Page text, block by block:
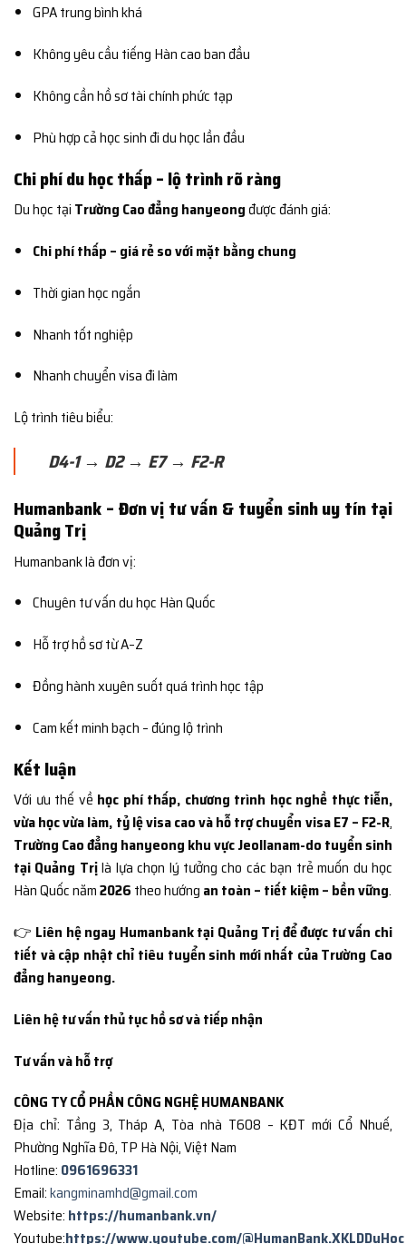
GPA trung bình khá
Không yêu cầu tiếng Hàn cao ban đầu
Không cần hồ sơ tài chính phức tạp
Phù hợp cả học sinh đi du học lần đầu
Chi phí du học thấp – lộ trình rõ ràng
Du học tại Trường Cao đẳng hanyeongđược đánh giá:
Chi phí thấp – giá rẻ so với mặt bằng chung
Thời gian học ngắn
Nhanh tốt nghiệp
Nhanh chuyển visa đi làm
Lộ trình tiêu biểu:
D4-1 → D2 → E7 → F2-R
Humanbank – Đơn vị tư vấn & tuyển sinh uy tín tại
Quảng Trị
Humanbank là đơn vị:
Chuyên tư vấn du học Hàn Quốc
Hỗ trợ hồ sơ từ A–Z
Đồng hành xuyên suốt quá trình học tập
Cam kết minh bạch – đúng lộ trình
Kết luận
Với ưu thế về học phí thấp, chương trình học nghề thực tiễn,
vừa học vừa làm, tỷ lệ visa cao và hỗ trợ chuyển visa E7 – F2-R,
Trường Cao đẳng hanyeong khu vực Jeollanam-do tuyển sinh
tại Quảng Trịlà lựa chọn lý tưởng cho các bạn trẻ muốn du học
Hàn Quốc năm2026 theo hướng an toàn – tiết kiệm – bền vững.
👉 Liên hệ ngay Humanbank tại Quảng Trị để được tư vấn chi
tiết và cập nhật chỉ tiêu tuyển sinh mới nhất của Trường Cao
đẳng hanyeong.
Liên hệ tư vấn thủ tục hồ sơ và tiếp nhận
Tư vấn và hỗ trợ
CÔNG TY CỔ PHẦN CÔNG NGHỆ HUMANBANK
Địa chỉ: Tầng 3, Tháp A, Tòa nhà T608 – KĐT mới Cổ Nhuế,
Phường Nghĩa Đô, TP Hà Nội, Việt Nam
Hotline: 0961696331
Email:kangminamhd@gmail.com
Website: https://humanbank.vn/
Youtube:https://www.youtube.com/@HumanBank.XKLDDuHoc